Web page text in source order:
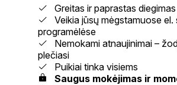
Greitas ir paprastas diegimas
Veikia jūsų mėgstamuose
programėlėse
Nemokami atnaujinimai –
plečiasi
Puikiai tinka visiems
Saugus mokėjimas ir